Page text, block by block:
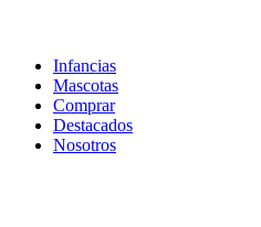
Infancias
Mascotas
Comprar
Destacados
Nosotros